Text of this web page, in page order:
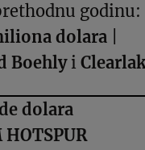
godinu:
dolara
Boehlyi
dolara